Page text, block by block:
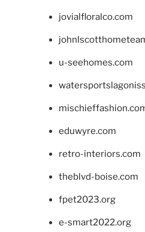
jovialfloralco.com
u-seehomes.com
eduwyre.com
retro-interiors.com
theblvd-boise.com
fpet2023.org
e-smart2022.org